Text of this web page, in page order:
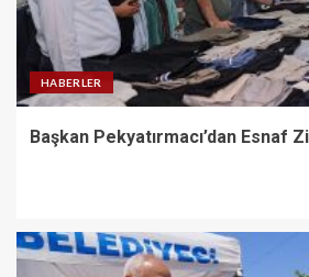
HABERLER
Başkan Pekyatırmacı’dan Esnaf